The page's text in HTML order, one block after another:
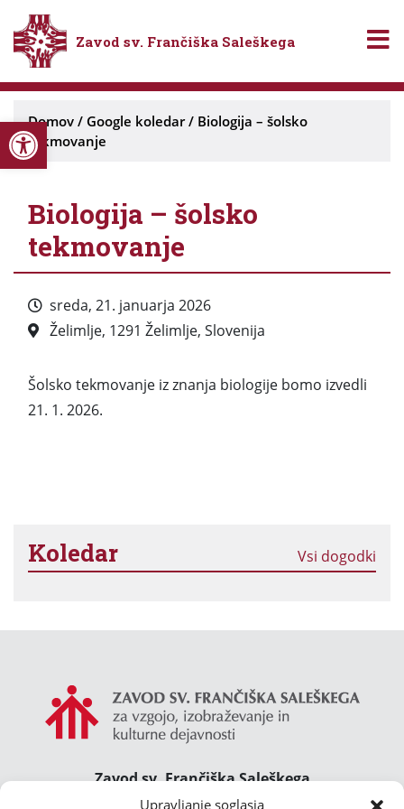
Open toolbar
Upravljanje soglasja
Zavod sv. Frančiška Saleškega
Domov / Google koledar/ Biologija – šolsko
tekmovanje
Biologija – šolsko
tekmovanje
sreda, 21. januarja 2026
Želimlje, 1291 Želimlje, Slovenija
Šolsko tekmovanje iz znanja biologije bomo izvedli
21. 1. 2026.
Koledar Vsi dogodki
Zavod sv. Frančiška Saleškega
Gimnazija Želimlje ° Dom Janeza Boska ° Majcnov